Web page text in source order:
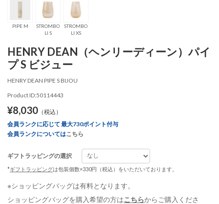
PIPE M
STROMBO
LI S
STROMBO
LI XS
HENRY DEAN（ヘンリーディーン）パイ
プ S ビジュー
HENRY DEAN PIPE S BIJOU
Product ID:50114443
¥8,030 （税込）
会員ランクに応じて 最大730ポイント付与
会員ランクについてはこちら
ギフトラッピングの選択
*ギフトラッピングは包装個数×330円（税込）をいただいております。
※ショッピングバッグは有料となります。
ショッピングバッグを購入希望の方はこちらからご購入くださ